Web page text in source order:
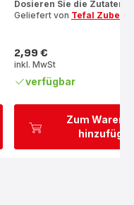
Zum
Dosieren Sie die Zutaten
Geliefert von Tefal
Preis
2,99 €
inkl. MwSt
verfügbar